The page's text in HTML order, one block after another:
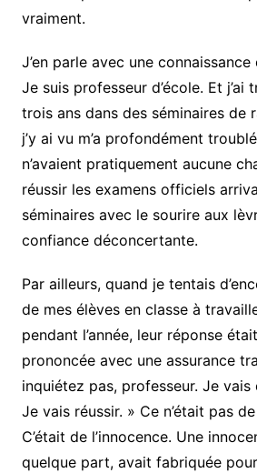
vraiment.
J’en parle avec une
Je suis professeur d’école. Et j’ai
trois ans dans des séminaires de
j’y ai vu m’a profondément
n’avaient pratiquement aucune
réussir les examens officiels
séminaires avec le sourire aux
confiance déconcertante.
Par ailleurs, quand je tentais
de mes élèves en classe à
pendant l’année, leur réponse
prononcée avec une assurance
inquiétez pas, professeur. Je vais
Je vais réussir. » Ce n’était pas de
C’était de l’innocence. Une
quelque part, avait fabriquée